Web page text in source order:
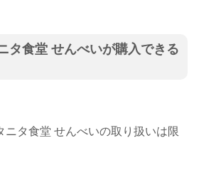
タ食堂 せんべいが購入できる
ニタ食堂 せんべいの取り扱いは限